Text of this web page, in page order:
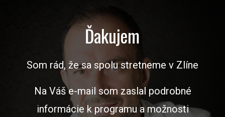
Ďakujem
Som rád, že sa spolu stretneme v Zlíne
Na Váš e-mail som zaslal podrobné
informácie k programu a možnosti